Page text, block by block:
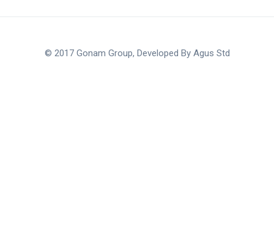
© 2017 Gonam Group, Developed By Agus Std